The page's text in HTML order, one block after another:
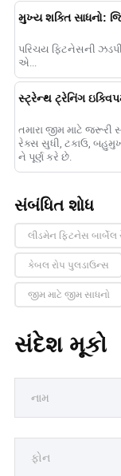
મુખ્ય શક્તિ સાધનો:
પરિચય ફિટનેસની ઝડપી
એ...
સ્ટ્રેન્થ ટ્રેનિંગ
તમારા જીમ માટે જરૂરી
રેક્સ સુધી, ટકાઉ,
ને પૂર્ણ કરે છે.
સંબંધિત શોધ
લીડમેન ફિટનેસ બાર્બેલ
કેબલ રોપ પુલડાઉન્સ
જીમ માટે જીમ સાધનો
સંદેશ મૂકો